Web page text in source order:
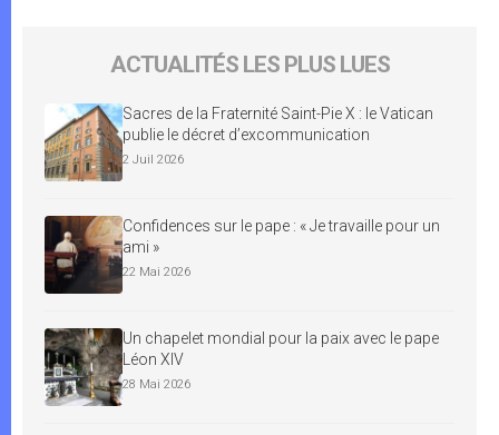
ACTUALITÉS LES PLUS LUES
Sacres de la Fraternité Saint-Pie X : le Vatican
publie le décret d’excommunication
2 Juil 2026
Confidences sur le pape : « Je travaille pour un
ami »
22 Mai 2026
Un chapelet mondial pour la paix avec le pape
Léon XIV
28 Mai 2026